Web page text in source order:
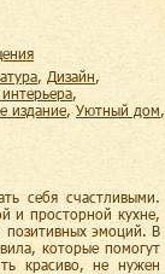
, дизайн,
интерьера,
издание, уютный дом,
себя счастливыми.
и просторной кухне,
позитивных эмоций. В
которые помогут
красиво, не нужен